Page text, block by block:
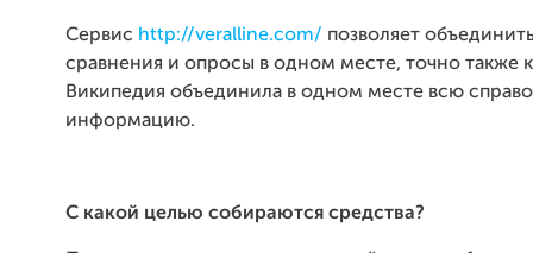
Сервис http://veralline.com/ позволяет
сравнения и опросы в одном месте, точно также
Википедия объединила в одном месте всю
информацию.
С какой целью собираются средства?